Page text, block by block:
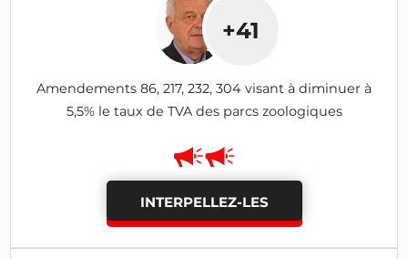
+41
Amendements 86, 217, 232, 304 visant à diminuer à
5,5% le taux de TVA des parcs zoologiques
INTERPELLEZ-LES